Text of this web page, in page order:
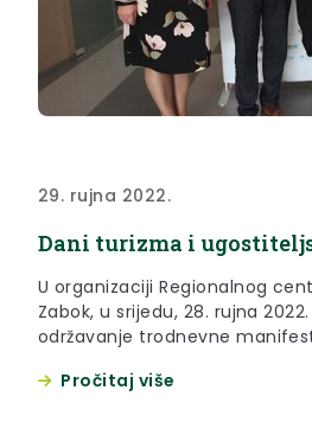
29. rujna 2022.
Dani turizma i
U organizaciji Regionalnog
Zabok, u srijedu, 28. rujna
održavanje trodnevne
Pročitaj više